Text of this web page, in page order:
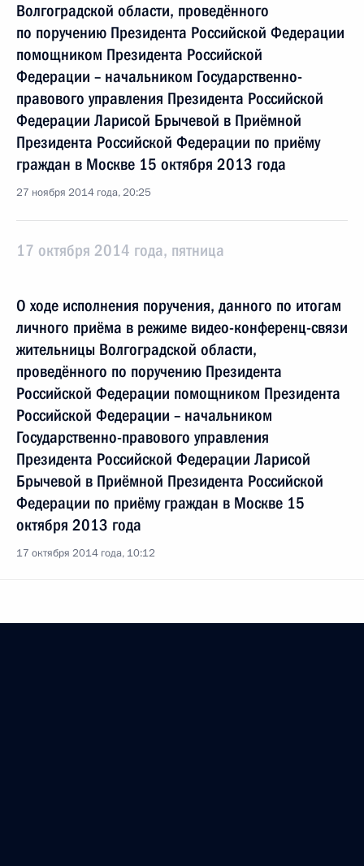
Волгоградской области, проведённого
по поручению Президента Российской Федерации
помощником Президента Российской
Федерации – начальником Государственно-
правового управления Президента Российской
Федерации Ларисой Брычевой в Приёмной
Президента Российской Федерации по приёму
граждан в Москве 15 октября 2013 года
27 ноября 2014 года, 20:25
17 октября 2014 года, пятница
О ходе исполнения поручения, данного по итогам
личного приёма в режиме видео-конференц-связи
жительницы Волгоградской области,
проведённого по поручению Президента
Российской Федерации помощником Президента
Российской Федерации – начальником
Государственно-правового управления
Президента Российской Федерации Ларисой
Брычевой в Приёмной Президента Российской
Федерации по приёму граждан в Москве 15
октября 2013 года
17 октября 2014 года, 10:12